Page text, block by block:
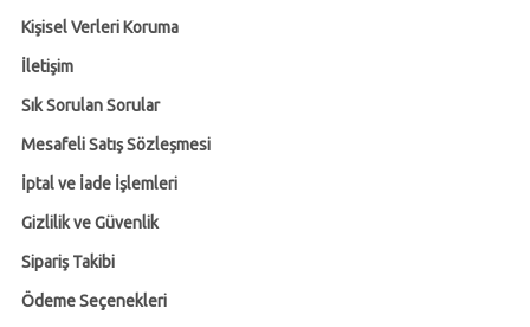
Kişisel Verleri Koruma
İletişim
Sık Sorulan Sorular
Mesafeli Satış Sözleşmesi
İptal ve İade İşlemleri
Gizlilik ve Güvenlik
Sipariş Takibi
Ödeme Seçenekleri